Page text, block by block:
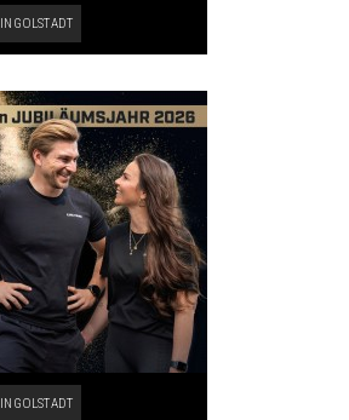
INGOLSTADT
INGOLSTADT